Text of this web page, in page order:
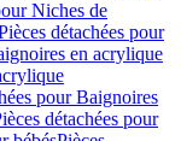
Niches de
détachées pour
en acrylique
pour Baignoires
détachées pour